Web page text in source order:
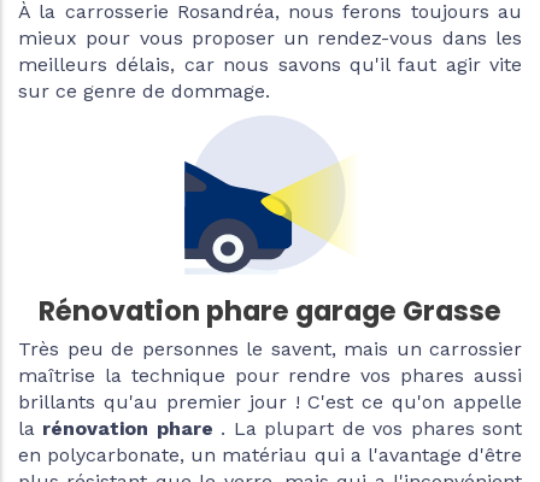
À la carrosserie Rosandréa, nous ferons toujours au
mieux pour vous proposer un rendez-vous dans les
meilleurs délais, car nous savons qu'il faut agir vite
sur ce genre de dommage.
Rénovation phare garage Grasse
Très peu de personnes le savent, mais un carrossier
maîtrise la technique pour rendre vos phares aussi
brillants qu'au premier jour ! C'est ce qu'on appelle
la rénovation phare . La plupart de vos phares sont
en polycarbonate, un matériau qui a l'avantage d'être